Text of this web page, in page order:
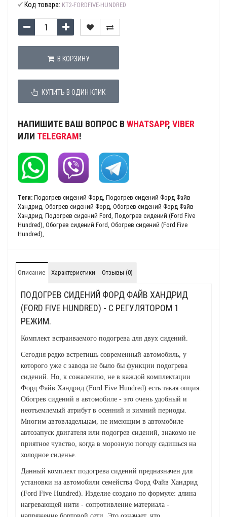
Код товара: KT2-FORDFIVE-HUNDRED
В КОРЗИНУ
КУПИТЬ В ОДИН КЛИК
НАПИШИТЕ ВАШ ВОПРОС В WHATSAPP, VIBER
ИЛИ TELEGRAM!
Теги: Подогрев сидений Форд, Подогрев сидений Форд Файв
Хандрид, Обогрев сидений Форд, Обогрев сидений Форд Файв
Хандрид, Подогрев сидений Ford, Подогрев сидений (Ford Five
Hundred), Обогрев сидений Ford, Обогрев сидений (Ford Five
Hundred),
Описание Характеристики Отзывы (0)
ПОДОГРЕВ СИДЕНИЙ ФОРД ФАЙВ ХАНДРИД
(FORD FIVE HUNDRED) - С РЕГУЛЯТОРОМ 1
РЕЖИМ.
Комплект встраиваемого подогрева для двух сидений.
Сегодня редко встретишь современный автомобиль, у
которого уже с завода не было бы функции подогрева
сидений. Но, к сожалению, не в каждой комплектации
Форд Файв Хандрид (Ford Five Hundred) есть такая опция.
Обогрев сидений в автомобиле - это очень удобный и
неотъемлемый атрибут в осенний и зимний периоды.
Многим автовладельцам, не имеющим в автомобиле
автозапуск двигателя или подогрев сидений, знакомо не
приятное чувство, когда в морозную погоду садишься на
холодное сиденье.
Данный комплект подогрева сидений предназначен для
установки на автомобили семейства Форд Файв Хандрид
(Ford Five Hundred). Изделие создано по формуле: длина
нагревающей нити - сопротивление материала -